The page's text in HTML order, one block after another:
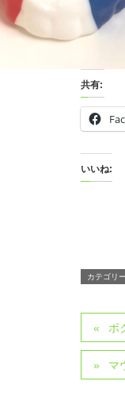
共有:
いいね:
カテゴリー
ボ
マ